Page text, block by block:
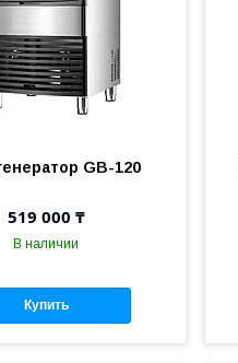
GB-120
519 000 ₸
В наличии
Купить